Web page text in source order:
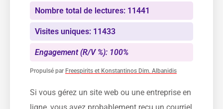
Nombre total de lectures: 11441
Visites uniques: 11433
Engagement (R/V %): 100%
Propulsé par Freespirits et Konstantinos Dim. Albanidis
Si vous gérez un site web ou une entreprise en
ligne, vous avez probablement reçu un courriel